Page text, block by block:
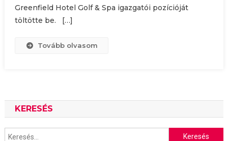
Greenfield Hotel Golf & Spa igazgatói pozícióját
töltötte be. […]
Tovább olvasom
KERESÉS
Keresés: